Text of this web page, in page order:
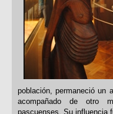
población, permaneció un
acompañado de otro
pascuenses. Su influencia